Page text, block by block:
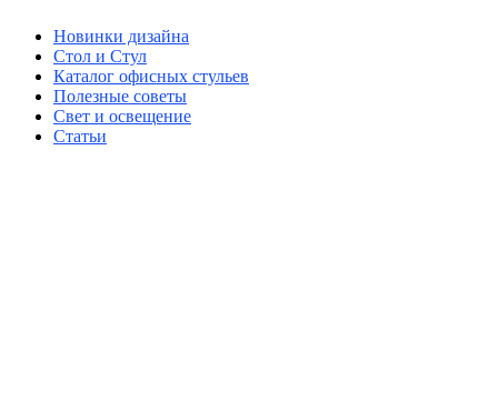
Новинки дизайна
Стол и Стул
Каталог офисных стульев
Полезные советы
Свет и освещение
Статьи